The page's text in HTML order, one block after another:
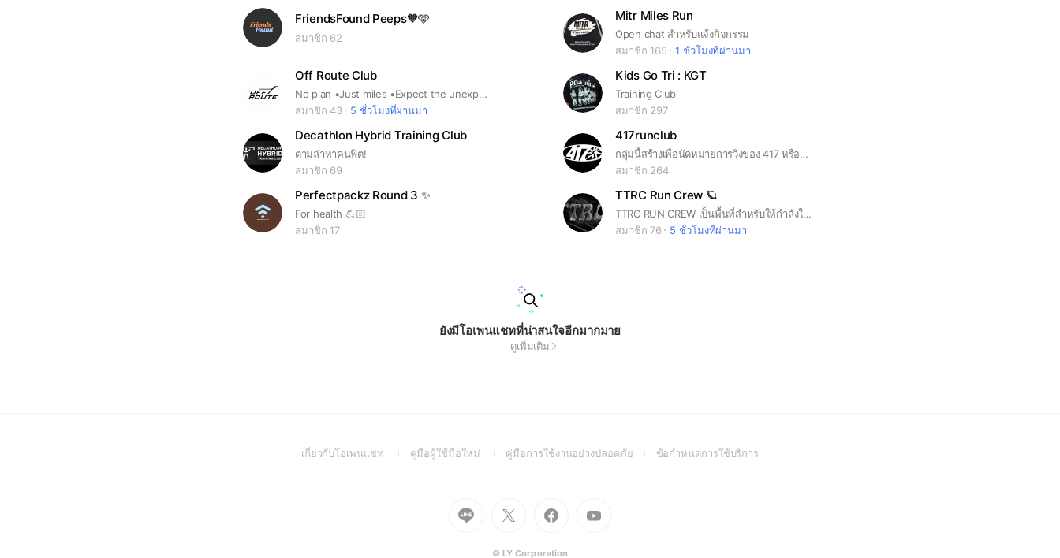
FriendsFound Peeps🧡🩵
สมาชิก 62
Mitr Miles Run
Open chat สำหรับแจ้งกิจกรรม
สมาชิก 165
1 ชั่วโมงที่ผ่านมา
Off Route Club
No plan •Just miles •Expect the unexpected
สมาชิก 43
5 ชั่วโมงที่ผ่านมา
Kids Go Tri : KGT
Training Club
สมาชิก 297
Decathlon Hybrid Training Club
ตามล่าหาคนฟิต!
สมาชิก 69
417runclub
กลุ่มนี้สร้างเพื่อนัดหมายการวิ่งของ 417 หรือนัดวิ่งเพื่อสุขภาพ🏃🏻🏃🏻‍♀️
สมาชิก 264
Perfectpackz Round 3 ✨
For health 💪🏻
สมาชิก 17
TTRC Run Crew 🪐
TTRC RUN CREW เป็นพื้นที่สำหรับให้กำลังใจแบ่งปันประสบการณ์ แนวทางการฝึกซ้อม และแลกเปลี่ยนความรู้เกี่ยวกับการวิ่ง สมาชิกที่เข้ามาสามารถ • ส่งการบ้านการวิ่งของตัวเอง • แชร์ผลการซ้อมหรือเป้าหมายการวิ่ง • พูดคุย ถาม-ตอบ และให้กำลังใจกันในทีม #วิ่งช้าไม่เป็นไรขอแค่ออกไปวิ่งก็พอ🏃🏻‍♀️‍➡️🖤
สมาชิก 76
5 ชั่วโมงที่ผ่านมา
ยังมีโอเพนแชทที่น่าสนใจอีกมากมาย
ดูเพิ่มเติม
เกี่ยวกับโอเพนแชท
(Openคู่มือผู้ใช้มือใหม่
(Open
window)
คู่มือการใช้งานอย่างปลอดภัย(Openข้อกำหนดการใช้บริการ(Open
Go
to
(Open
Go
to
(Open
Go
to
(Open
to
© LY Corporation